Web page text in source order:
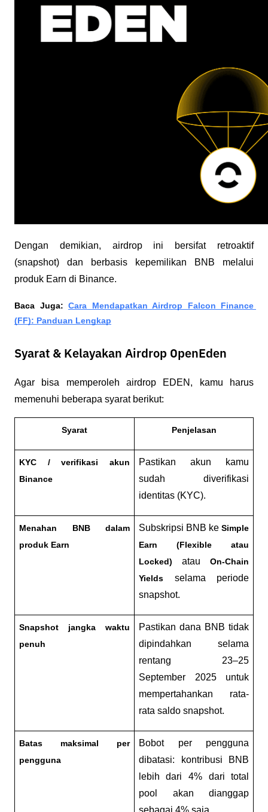
Dengan demikian, airdrop ini bersifat retroaktif
(snapshot) dan berbasis kepemilikan BNB melalui
produk Earn di Binance.
Baca Juga: Cara Mendapatkan Airdrop Falcon Finance
(FF): Panduan Lengkap
Syarat & Kelayakan Airdrop OpenEden
Agar bisa memperoleh airdrop EDEN, kamu harus
memenuhi beberapa syarat berikut:
Syarat Penjelasan
KYC / verifikasi akun
Binance
Pastikan akun kamu
sudah diverifikasi
identitas (KYC).
Menahan BNB dalam
produk Earn
Subskripsi BNB ke Simple
Earn (Flexible atau
Locked) atau On-Chain
Yields selama periode
snapshot.
Snapshot jangka waktu
penuh
Pastikan dana BNB tidak
dipindahkan selama
rentang 23–25
September 2025 untuk
mempertahankan rata-
rata saldo snapshot.
Batas maksimal per
pengguna
Bobot per pengguna
dibatasi: kontribusi BNB
lebih dari 4% dari total
pool akan dianggap
sebagai 4% saja.